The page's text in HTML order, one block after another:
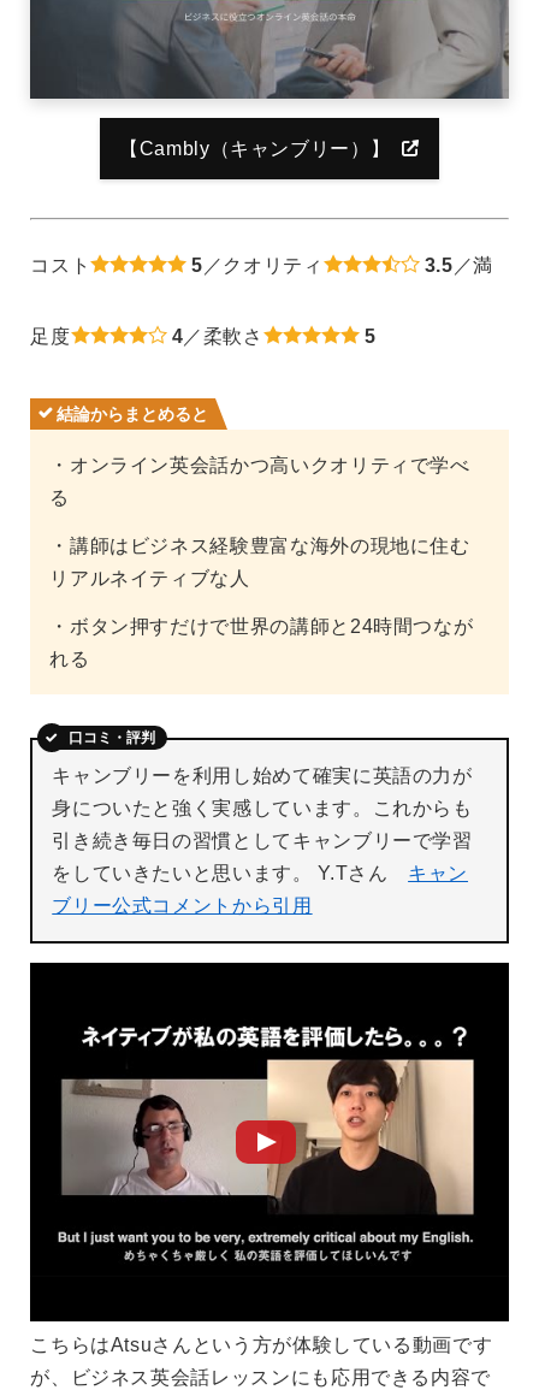
【Cambly（キャンブリー）】
コスト 5 ／クオリティ 3.5 ／満
足度 4 ／柔軟さ 5
結論からまとめると
・オンライン英会話かつ高いクオリティで学べ
る
・講師はビジネス経験豊富な海外の現地に住む
リアルネイティブな人
・ボタン押すだけで世界の講師と24時間つなが
れる
口コミ・評判
キャンブリーを利用し始めて確実に英語の力が
身についたと強く実感しています。これからも
引き続き毎日の習慣としてキャンブリーで学習
をしていきたいと思います。 Y.Tさん キャン
ブリー公式コメントから引用
こちらはAtsuさんという方が体験している動画です
が、ビジネス英会話レッスンにも応用できる内容で